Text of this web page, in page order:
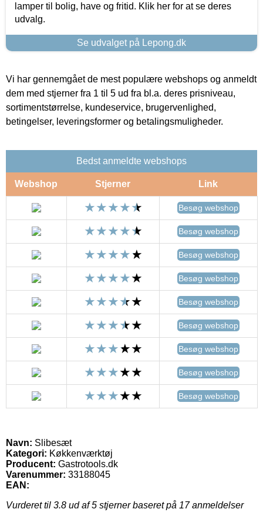
lamper til bolig, have og fritid. Klik her for at se deres
udvalg.
Se udvalget på Lepong.dk
Vi har gennemgået de mest populære webshops og anmeldt
dem med stjerner fra 1 til 5 ud fra bl.a. deres prisniveau,
sortimentstørrelse, kundeservice, brugervenlighed,
betingelser, leveringsformer og betalingsmuligheder.
Bedst anmeldte webshops
Webshop Stjerner Link
Besøg webshop
Besøg webshop
Besøg webshop
Besøg webshop
Besøg webshop
Besøg webshop
Besøg webshop
Besøg webshop
Besøg webshop
Navn: Slibesæt
Kategori: Køkkenværktøj
Producent: Gastrotools.dk
Varenummer: 33188045
EAN:
Vurderet til 3.8 ud af 5 stjerner baseret på 17anmeldelser